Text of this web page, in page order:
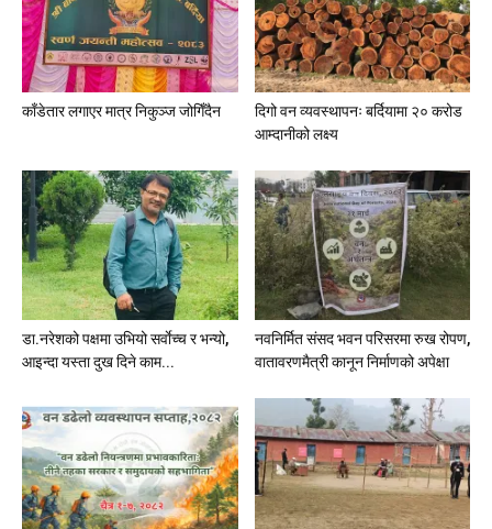
काँडेतार लगाएर मात्र निकुञ्ज जोगिँदैन
दिगो वन व्यवस्थापनः बर्दियामा २० करोड
आम्दानीको लक्ष्य
डा.नरेशको पक्षमा उभियो सर्वाेच्च र भन्यो,
आइन्दा यस्ता दुख दिने काम...
नवनिर्मित संसद भवन परिसरमा रुख रोपण,
वातावरणमैत्री कानून निर्माणको अपेक्षा